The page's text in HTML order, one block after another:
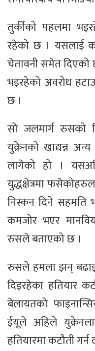
तुर्कीको पहलमा
रहेको छ । यसलाई
चेतावनी समेत दिएको
भइरहेको अवरोध
छ ।
सो जलमार्ग रुसको
युक्रेनको खाद्यन्न
लागेको हो ।
युद्धक्षेत्रमा
निस्कन दिने सहमति
कमजोर भएर
रुसले बताएको छ ।
रुसले हमला झन्
दिइरहेका हतियार
बेलायतको
ईयूले अहिले
हतियारमा कटौती